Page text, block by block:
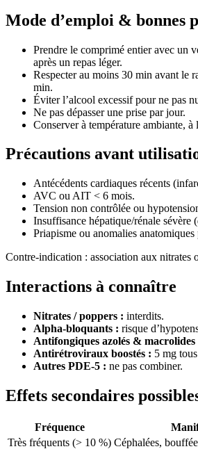
Mode d’emploi & bonnes
Prendre le comprimé entier avec un
après un repas léger.
Respecter au moins 30 min avant le
min.
Éviter l’alcool excessif pour ne pas
Ne pas dépasser une prise par jour.
Conserver à température ambiante, à
Précautions avant
Antécédents cardiaques récents
AVC ou AIT < 6 mois.
Tension non contrôlée ou
Insuffisance hépatique/rénale sévère
Priapisme ou anomalies anatomiques
Contre-indication : association aux nitrates
Interactions à connaître
Nitrates / poppers : interdits.
Alpha-bloquants : risque
Antifongiques azolés & macrolides
Antirétroviraux boostés : 5 mg
Autres PDE-5 : ne pas combiner.
Effets secondaires
Fréquence
Très fréquents (> 10 %) Céphalées,